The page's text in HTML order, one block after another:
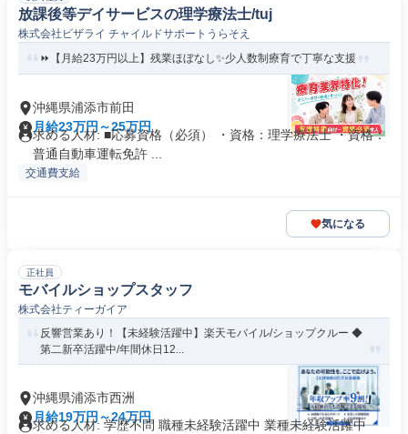
放課後等デイサービスの理学療法士/tuj
株式会社ビザライ チャイルドサポートうらそえ
⏩️【月給23万円以上】残業ほぼなし✨少人数制療育で丁寧な支援
沖縄県浦添市前田
月給23万円～25万円
求める人材: ■応募資格（必須） ・資格：理学療法士 ・資格：
普通自動車運転免許 ...
交通費支給
気になる
正社員
モバイルショップスタッフ
株式会社ティーガイア
反響営業あり！【未経験活躍中】楽天モバイル/ショップクルー ◆
第二新卒活躍中/年間休日12...
沖縄県浦添市西洲
月給19万円～24万円
求める人材: 学歴不問 職種未経験活躍中 業種未経験活躍中